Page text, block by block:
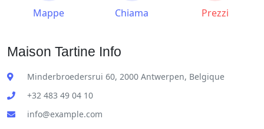
Mappe Chiama Prezzi
Maison Tartine Info
Minderbroedersrui 60, 2000 Antwerpen, Belgique
+32 483 49 04 10
info@example.com